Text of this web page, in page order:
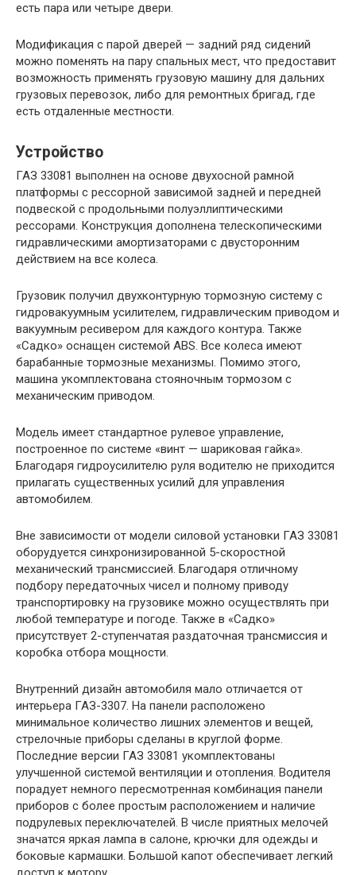
есть пара или четыре двери.
Модификация с парой дверей — задний ряд сидений
можно поменять на пару спальных мест, что предоставит
возможность применять грузовую машину для дальних
грузовых перевозок, либо для ремонтных бригад, где
есть отдаленные местности.
Устройство
ГАЗ 33081 выполнен на основе двухосной рамной
платформы с рессорной зависимой задней и передней
подвеской с продольными полуэллиптическими
рессорами. Конструкция дополнена телескопическими
гидравлическими амортизаторами с двусторонним
действием на все колеса.
Грузовик получил двухконтурную тормозную систему с
гидровакуумным усилителем, гидравлическим приводом и
вакуумным ресивером для каждого контура. Также
«Садко» оснащен системой ABS. Все колеса имеют
барабанные тормозные механизмы. Помимо этого,
машина укомплектована стояночным тормозом с
механическим приводом.
Модель имеет стандартное рулевое управление,
построенное по системе «винт — шариковая гайка».
Благодаря гидроусилителю руля водителю не приходится
прилагать существенных усилий для управления
автомобилем.
Вне зависимости от модели силовой установки ГАЗ 33081
оборудуется синхронизированной 5-скоростной
механический трансмиссией. Благодаря отличному
подбору передаточных чисел и полному приводу
транспортировку на грузовике можно осуществлять при
любой температуре и погоде. Также в «Садко»
присутствует 2-ступенчатая раздаточная трансмиссия и
коробка отбора мощности.
Внутренний дизайн автомобиля мало отличается от
интерьера ГАЗ-3307. На панели расположено
минимальное количество лишних элементов и вещей,
стрелочные приборы сделаны в круглой форме.
Последние версии ГАЗ 33081 укомплектованы
улучшенной системой вентиляции и отопления. Водителя
порадует немного пересмотренная комбинация панели
приборов с более простым расположением и наличие
подрулевых переключателей. В числе приятных мелочей
значатся яркая лампа в салоне, крючки для одежды и
боковые кармашки. Большой капот обеспечивает легкий